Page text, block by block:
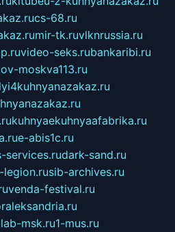
cs-68.ru
mir-tk.ruvlknrussia.ru
video-seks.rubankaribi.ru
moskva113.ru
kuhnyaekuhnyaafabrika.ru
e-abis1c.ru
services.rudark-sand.ru
legion.rusib-archives.ru
venda-festival.ru
msk.ru1-mus.ru